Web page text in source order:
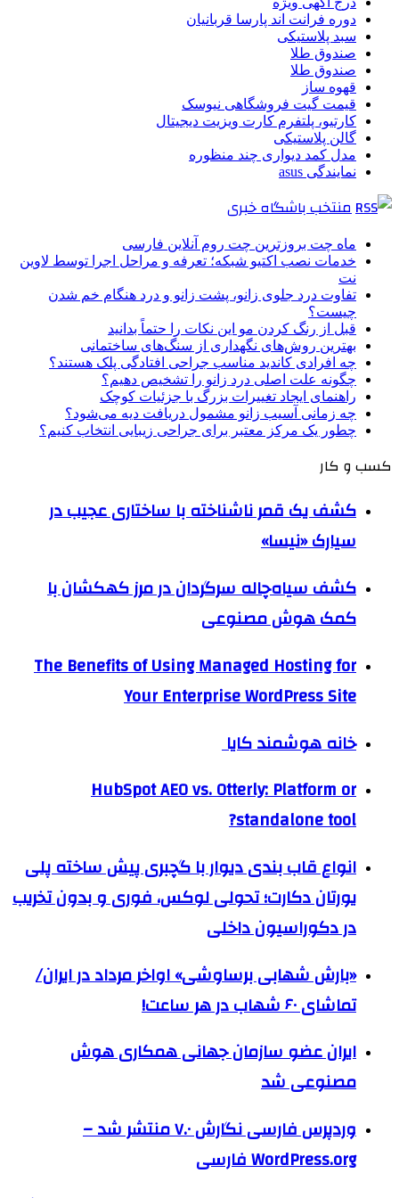
دوره فرانت اند پارسا قربانیان
سبد پلاستیکی
صندوق طلا
صندوق طلا
قهوه ساز
قیمت گیت فروشگاهی نیوسک
کارتیو، پلتفرم کارت ویزیت دیجیتال
گالن پلاستیکی
مدل کمد دیواری چند منظوره
نمایندگی asus
منتخب باشگاه خبری
ماه چت بروزترین چت روم آنلاین فارسی
خدمات نصب اکتیو شبکه؛ تعرفه و مراحل اجرا توسط لاوین
نت
تفاوت درد جلوی زانو، پشت زانو و درد هنگام خم شدن
چیست؟
قبل از رنگ کردن مو این نکات را حتماً بدانید
بهترین روش‌های نگهداری از سنگ‌های ساختمانی
چه افرادی کاندید مناسب جراحی افتادگی پلک هستند؟
چگونه علت اصلی درد زانو را تشخیص دهیم؟
راهنمای ایجاد تغییرات بزرگ با جزئیات کوچک
چه زمانی آسیب زانو مشمول دریافت دیه می‌شود؟
چطور یک مرکز معتبر برای جراحی زیبایی انتخاب کنیم؟
کسب و کار
کشف یک قمر ناشناخته با ساختاری عجیب در
سیارک «نیسا»
کشف سیاه‌چاله سرگردان در مرز کهکشان با
کمک هوش مصنوعی
The Benefits of Using Managed Hosting for
Your Enterprise WordPress Site
خانه هوشمند کایا
HubSpot AEO vs. Otterly: Platform or
standalone tool?
انواع قاب بندی دیوار با گچبری پیش ساخته پلی
یورتان دکارت؛ تحولی لوکس، فوری و بدون تخریب
در دکوراسیون داخلی
«بارش شهابی برساوشی» اواخر مرداد در ایران/
تماشای ۶۰ شهاب در هر ساعت!
ایران عضو سازمان جهانی همکاری هوش
مصنوعی شد
وردپرس فارسی نگارش ۷.۰ منتشر شد –
WordPress.org فارسی